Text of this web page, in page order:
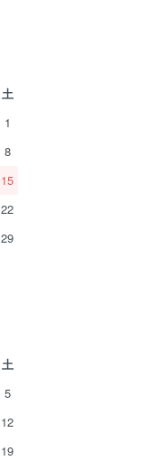
土
1
8
15
22
29
土
5
12
19